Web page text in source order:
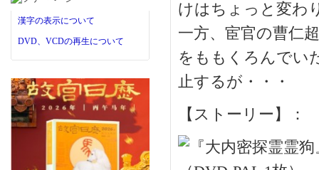
漢字の表示について
DVD、VCDの再生について
けはちょっと変わ
一方、宦官の曹仁
をももくろんでい
止するが・・・
【ストーリー】：